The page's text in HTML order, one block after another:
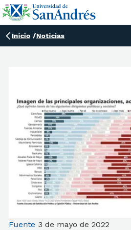
Inicio /Noticias
Fuente 3 de mayo de 2022